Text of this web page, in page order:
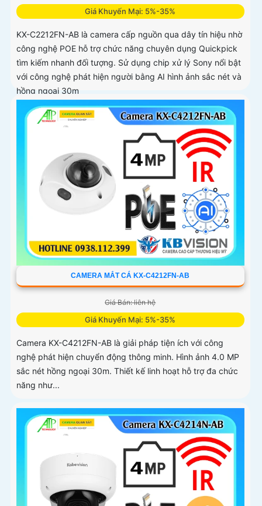
Giá Khuyến Mại: 5%-35%
KX-C2212FN-AB là camera cấp nguồn qua dây tín hiệu nhờ
công nghệ POE hỗ trợ chức năng chuyên dụng Quickpick
tìm kiếm nhanh đối tượng. Sử dụng chip xử lý Sony nổi bật
với công nghệ phát hiện người bằng AI hình ảnh sắc nét và
hồng ngoại 30m
CAMERA MẮT CÁ KX-C4212FN-AB
Giá Bán: liên hệ
Giá Khuyến Mại: 5%-35%
Camera KX-C4212FN-AB là giải pháp tiện ích với công
nghệ phát hiện chuyển động thông minh. Hình ảnh 4.0 MP
sắc nét hồng ngoại 30m. Thiết kế linh hoạt hỗ trợ đa chức
năng như...